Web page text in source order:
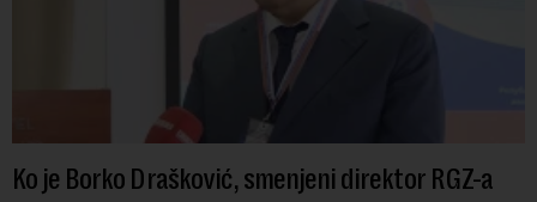
Ko je Borko Drašković, smenjeni direktor RGZ-a